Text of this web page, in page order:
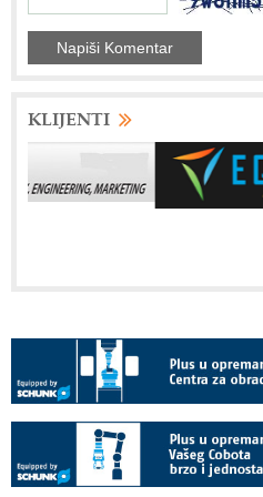
KLIJENTI